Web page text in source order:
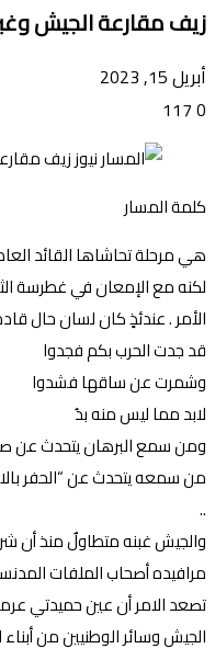
زيف مقارعة الجيش
أبريل 15, 2023
0
كلمة المسار
هي مرحلة تحاشاها القائد
لكنه مع الإمعان في غطرسة
الأمر . عندئذٍ كان لسان حال
قد جدت الحرب بكم فجدوا
وشمرت عن ساقها فشدوا
لابد مما ليس منه بدُ
ومن سمع البرهان يتحدث عن
من سمعه يتحدث عن “الحفر
..
والجيش غبنه متطاولٌ منذ أن
مرافيده أصحاب الملفات
تصعد الامر أن عين حميدتي
الجيش وسائر الوطنيين من